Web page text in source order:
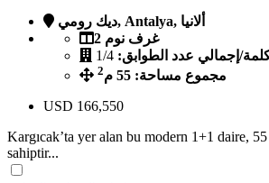
ديك رومي, Antalya, ألانيا
2 غرف نوم
إجمالي عدد الطوابق: 1/4
مجموع مساحة: 55 م
2
USD 166,550
Kargıcak’ta yer alan bu modern 1+1 daire, 55
sahiptir...